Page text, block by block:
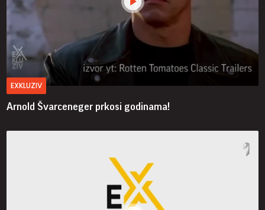
EXKLUZIV
Arnold Švarceneger prkosi godinama!